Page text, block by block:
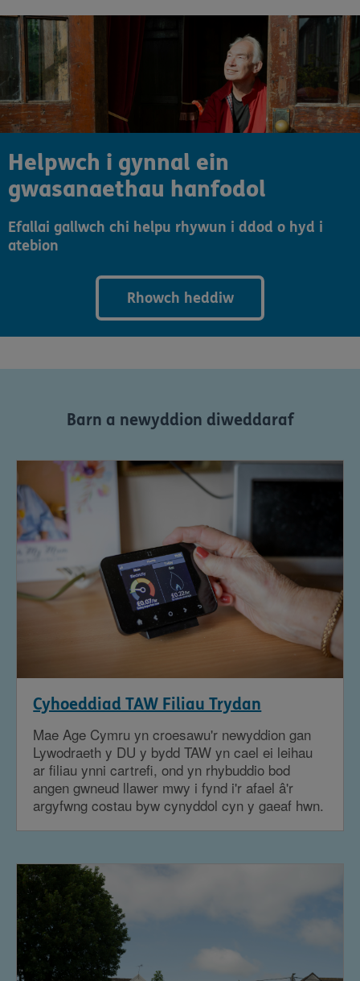
Helpwch i gynnal ein
gwasanaethau hanfodol
Efallai gallwch chi helpu rhywun i ddod o hyd i
atebion
Rhowch heddiw
Barn a newyddion diweddaraf
Cyhoeddiad TAW Filiau Trydan
Mae Age Cymru yn croesawu'r newyddion gan
Lywodraeth y DU y bydd TAW yn cael ei leihau
ar filiau ynni cartrefi, ond yn rhybuddio bod
angen gwneud llawer mwy i fynd i'r afael â'r
argyfwng costau byw cynyddol cyn y gaeaf hwn.